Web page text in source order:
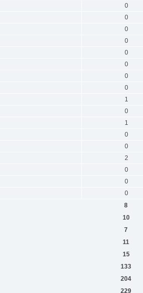
0
0
0
0
0
0
0
0
1
0
1
0
0
2
0
0
0
8
10
7
11
15
133
204
229